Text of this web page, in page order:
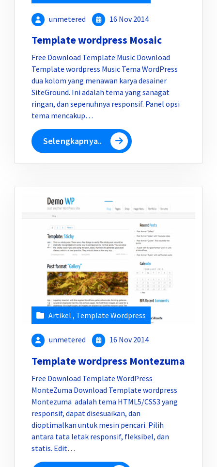
unmetered 16 Nov 2014
Template wordpress Mosaic
Free Download Template Music Download
Template wordpress Music Tema WordPress
dua kolom yang menawan karya desainer
SiteGround. Ini adalah tema yang sanagat
ringan, dan sepenuhnya responsif. Panel opsi
tema mencakup…
Selengkapnya..
Artikel , Template Wordpress
unmetered 16 Nov 2014
Template wordpress Montezuma
Free Download Template WordPress
MonteZuma Download Template wordpress
Montezuma adalah tema HTML5/CSS3 yang
responsif, dapat disesuaikan, dan
dioptimalkan untuk mesin pencari. Pilih
antara tata letak responsif, fleksibel, dan
statis. Edit…